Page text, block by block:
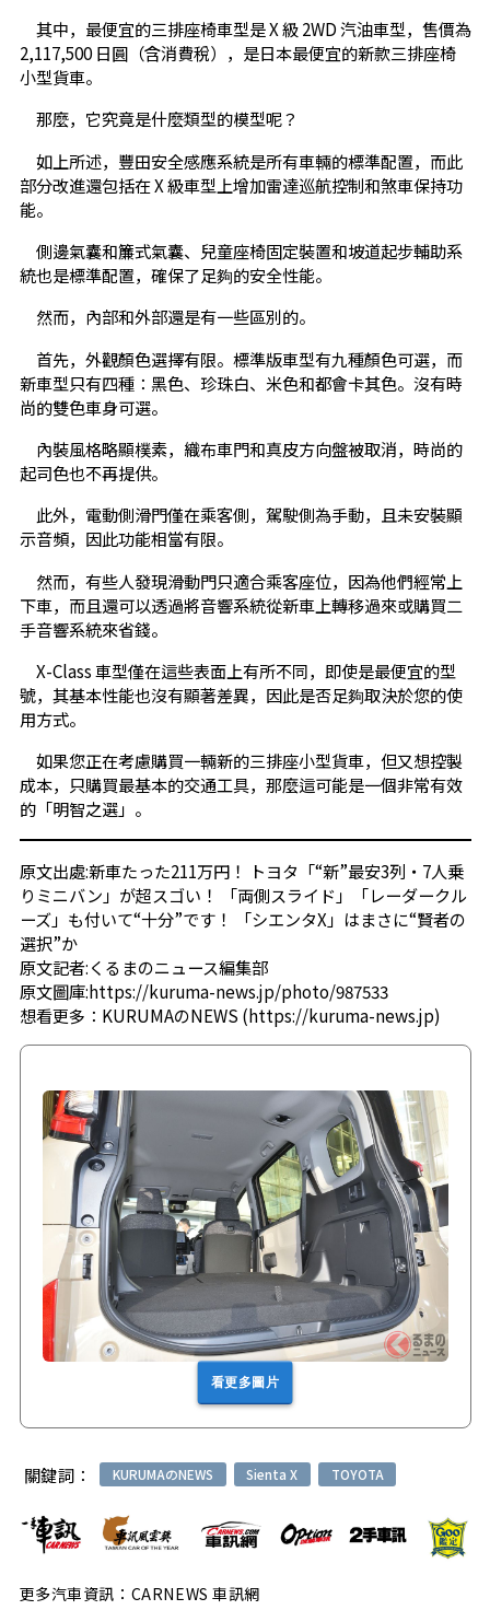
其中，最便宜的三排座椅車型是 X 級 2WD 汽油車型，售價為
2,117,500 日圓（含消費稅），是日本最便宜的新款三排座椅
小型貨車。
那麼，它究竟是什麼類型的模型呢？
如上所述，豐田安全感應系統是所有車輛的標準配置，而此
部分改進還包括在 X 級車型上增加雷達巡航控制和煞車保持功
能。
側邊氣囊和簾式氣囊、兒童座椅固定裝置和坡道起步輔助系
統也是標準配置，確保了足夠的安全性能。
然而，內部和外部還是有一些區別的。
首先，外觀顏色選擇有限。標準版車型有九種顏色可選，而
新車型只有四種：黑色、珍珠白、米色和都會卡其色。沒有時
尚的雙色車身可選。
內裝風格略顯樸素，織布車門和真皮方向盤被取消，時尚的
起司色也不再提供。
此外，電動側滑門僅在乘客側，駕駛側為手動，且未安裝顯
示音頻，因此功能相當有限。
然而，有些人發現滑動門只適合乘客座位，因為他們經常上
下車，而且還可以透過將音響系統從新車上轉移過來或購買二
手音響系統來省錢。
X-Class 車型僅在這些表面上有所不同，即使是最便宜的型
號，其基本性能也沒有顯著差異，因此是否足夠取決於您​​的使
用方式。
如果您正在考慮購買一輛新的三排座小型貨車，但又想控製
成本，只購買最基本的交通工具，那麼這可能是一個非常有效
的「明智之選」。
原文出處:新車たった211万円！ トヨタ「“新”最安3列・7人乗
りミニバン」が超スゴい！ 「両側スライド」「レーダークル
ーズ」も付いて“十分”です！ 「シエンタX」はまさに“賢者の
選択”か
原文記者:くるまのニュース編集部
原文圖庫:https://kuruma-news.jp/photo/987533
想看更多：KURUMAのNEWS (https://kuruma-news.jp)
看更多圖片
關鍵詞： KURUMAのNEWS Sienta X TOYOTA
更多汽車資訊：CARNEWS 車訊網